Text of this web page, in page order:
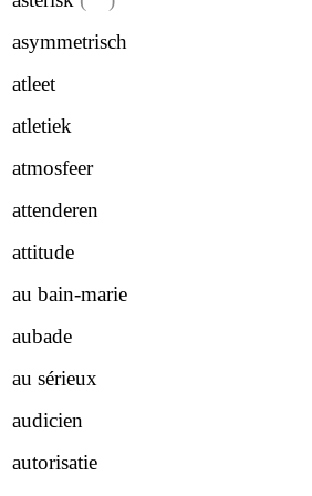
asymmetrisch
atleet
atletiek
atmosfeer
attenderen
attitude
au bain-marie
aubade
au sérieux
audicien
autorisatie